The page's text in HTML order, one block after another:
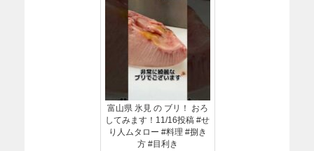
富山県 氷見 の ブリ！ おろ
してみます！11/16投稿 #せ
り人ムタロー #料理 #捌き
方 #目利き